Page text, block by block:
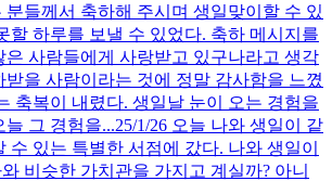
분들께서 축하해 주시며 생일맞이할 수 있
할 하루를 보낼 수 있었다. 축하 메시지를
은 사람들에게 사랑받고 있구나라고 생각
받을 사람이라는 것에 정말 감사함을 느꼈
축복이 내렸다. 생일날 눈이 오는 경험을
그 경험을...25/1/26 오늘 나와 생일이 같
수 있는 특별한 서점에 갔다. 나와 생일이
비슷한 가치관을 가지고 계실까? 아니